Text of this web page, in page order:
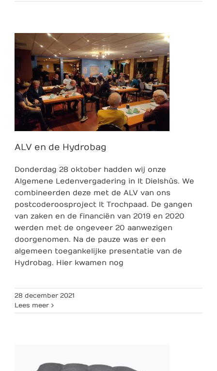
ALV en de Hydrobag
Donderdag 28 oktober hadden wij onze
Algemene Ledenvergadering in It Dielshûs. We
combineerden deze met de ALV van ons
postcoderoosproject It Trochpaad. De gangen
van zaken en de financiën van 2019 en 2020
werden met de ongeveer 20 aanwezigen
doorgenomen. Na de pauze was er een
algemeen toegankelijke presentatie van de
Hydrobag. Hier kwamen nog
28 december 2021
Lees meer